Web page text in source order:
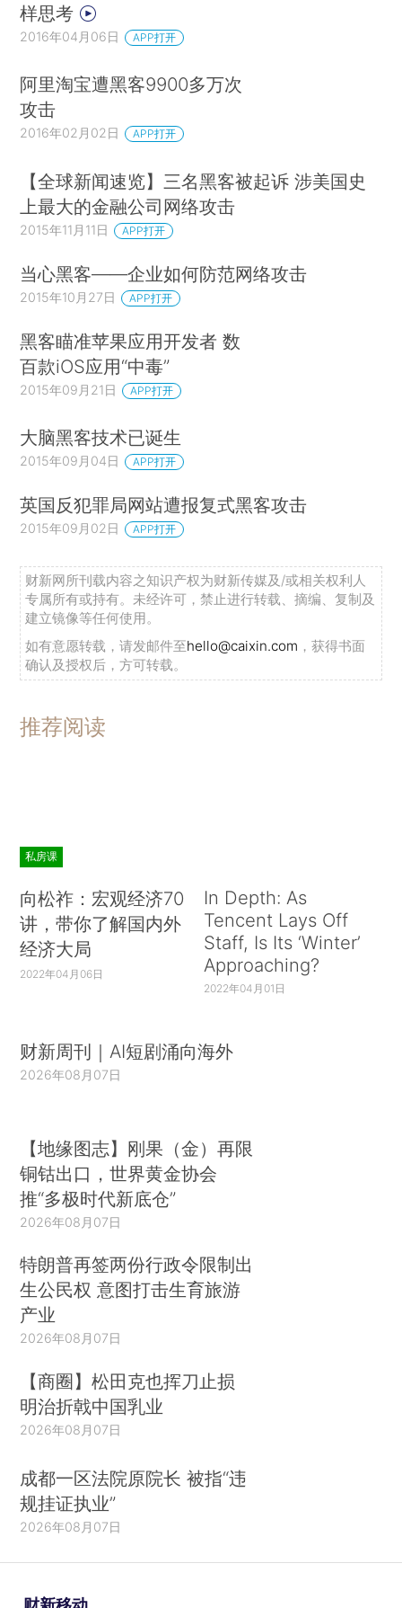
样思考
2016年04月06日 APP打开
阿里淘宝遭黑客9900多万次
攻击
2016年02月02日 APP打开
【全球新闻速览】三名黑客被起诉 涉美国史
上最大的金融公司网络攻击
2015年11月11日 APP打开
当心黑客——企业如何防范网络攻击
2015年10月27日 APP打开
黑客瞄准苹果应用开发者 数
百款iOS应用“中毒”
2015年09月21日 APP打开
大脑黑客技术已诞生
2015年09月04日 APP打开
英国反犯罪局网站遭报复式黑客攻击
2015年09月02日 APP打开
财新网所刊载内容之知识产权为财新传媒及/或相关权利人
专属所有或持有。未经许可，禁止进行转载、摘编、复制及
建立镜像等任何使用。
如有意愿转载，请发邮件至hello@caixin.com ，获得书面
确认及授权后，方可转载。
推荐阅读
私房课
向松祚：宏观经济70
讲，带你了解国内外
经济大局
2022年04月06日
In Depth: As
Tencent Lays Off
Staff, Is Its ‘Winter’
Approaching?
2022年04月01日
财新周刊｜AI短剧涌向海外
2026年08月07日
【地缘图志】刚果（金）再限
铜钴出口，世界黄金协会
推“多极时代新底仓”
2026年08月07日
特朗普再签两份行政令限制出
生公民权 意图打击生育旅游
产业
2026年08月07日
【商圈】松田克也挥刀止损
明治折戟中国乳业
2026年08月07日
成都一区法院原院长 被指“违
规挂证执业”
2026年08月07日